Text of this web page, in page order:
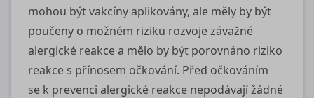
mohou být vakcíny aplikovány, ale měly by být
poučeny o možném riziku rozvoje závažné
alergické reakce a mělo by být porovnáno riziko
reakce s přínosem očkování. Před očkováním
se k prevenci alergické reakce nepodávají žádné